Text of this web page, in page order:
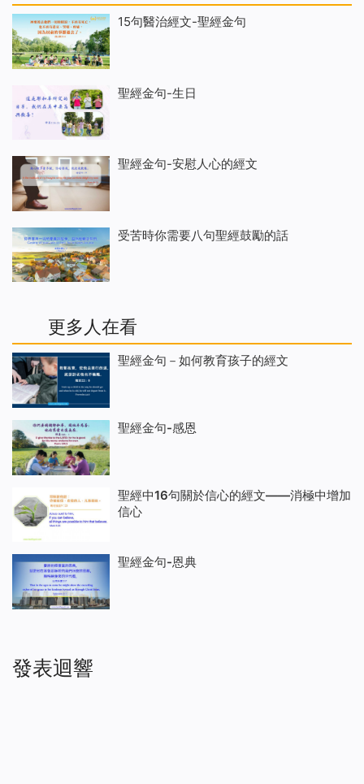
15句醫治經文-聖經金句
聖經金句-生日
聖經金句-安慰人心的經文
受苦時你需要八句聖經鼓勵的話
更多人在看
聖經金句－如何教育孩子的經文
聖經金句-感恩
聖經中16句關於信心的經文——消極中增加
信心
聖經金句-恩典
發表迴響